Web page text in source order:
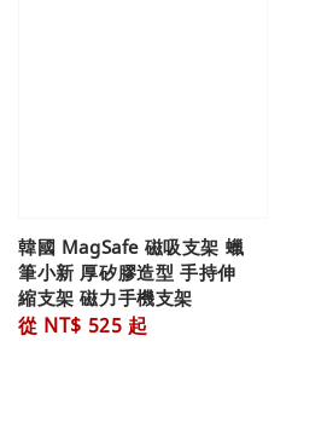
韓國 MagSafe 磁吸支架 蠟
筆小新 厚矽膠造型 手持伸
縮支架 磁力手機支架
Regular
從 NT$ 525 起